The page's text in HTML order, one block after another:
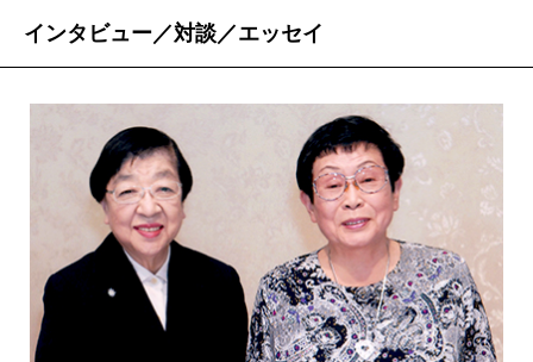
インタビュー／対談／エッセイ